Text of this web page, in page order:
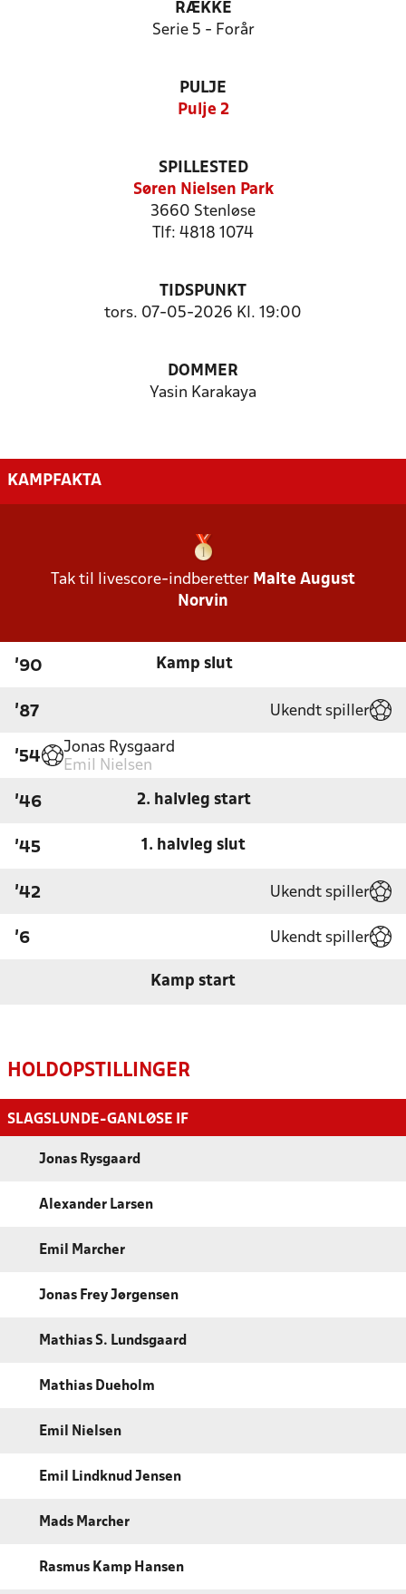
RÆKKE
Serie 5 - Forår
PULJE
Pulje 2
SPILLESTED
Søren Nielsen Park
3660 Stenløse
Tlf: 4818 1074
TIDSPUNKT
tors. 07-05-2026 Kl. 19:00
DOMMER
Yasin Karakaya
KAMPFAKTA
Tak til livescore-indberetter Malte August
Norvin
'90 Kamp slut
'87 Ukendt spiller
'54
Jonas Rysgaard
Emil Nielsen
'46 2. halvleg start
'45 1. halvleg slut
'42 Ukendt spiller
'6 Ukendt spiller
Kamp start
HOLDOPSTILLINGER
SLAGSLUNDE-GANLØSE IF
Jonas Rysgaard
Alexander Larsen
Emil Marcher
Jonas Frey Jørgensen
Mathias S. Lundsgaard
Mathias Dueholm
Emil Nielsen
Emil Lindknud Jensen
Mads Marcher
Rasmus Kamp Hansen